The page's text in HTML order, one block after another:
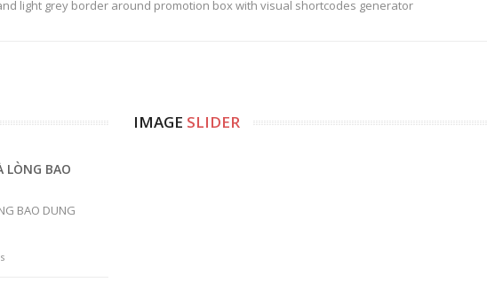
light grey border around promotion box with visual shortcodes generator
LÒNG BAO
BAO DUNG
IMAGE SLIDER